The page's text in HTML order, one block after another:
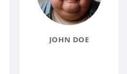
JOHN DOE